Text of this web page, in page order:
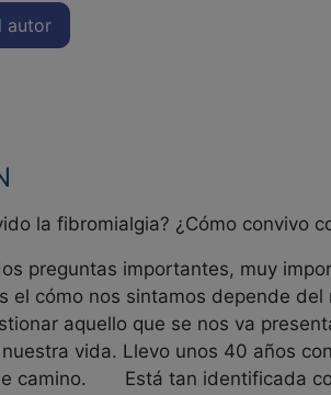
autor
la fibromialgia? ¿Cómo convivo
importantes, muy
el cómo nos sintamos depende del
aquello que se nos va
vida. Llevo unos 40 años
camino. Está tan identificada